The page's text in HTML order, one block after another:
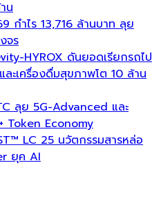
น
กำไร 13,716 ล้านบาท ลุย
จร
HYROX ดันยอดเรียกรถไป
ะเครื่องดื่มสุขภาพโต 10 ล้าน
ลุย 5G-Advanced และ
Token Economy
LC 25 นวัตกรรมสารหล่อ
ยุค AI